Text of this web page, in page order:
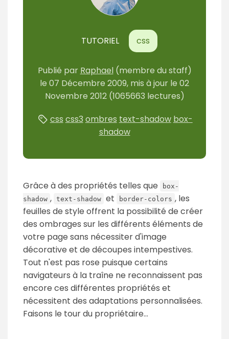
TUTORIEL css
Publié par Raphael (membre du staff)
le 07 Décembre 2009, mis à jour le 02
Novembre 2012(1065663 lectures)
css css3 ombres text-shadow box-
shadow
Grâce à des propriétés telles que
box-
shadow , text-shadow et border-colors , les
feuilles de style offrent la possibilité de créer
des ombrages sur les différents éléments de
votre page sans nécessiter d'image
décorative et de découpes intempestives.
Tout n'est pas rose puisque certains
navigateurs à la traîne ne reconnaissent pas
encore ces différentes propriétés et
nécessitent des adaptations personnalisées.
Faisons le tour du propriétaire...